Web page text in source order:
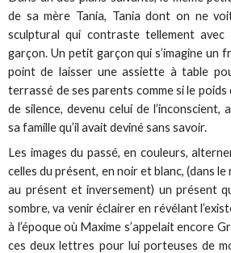
de sa mère Tania, Tania dont on ne
sculptural qui contraste tellement
garçon. Un petit garçon qui s’imagine un
point de laisser une assiette à table
terrassé de ses parents comme si le
de silence, devenu celui de l’inconscient,
sa famille qu’il avait deviné sans savoir.
Les images du passé, en couleurs,
celles du présent, en noir et blanc, (dans
au présent et inversement) un présent
sombre, va venir éclairer en révélant
à l’époque où Maxime s’appelait encore
ces deux lettres pour lui porteuses de